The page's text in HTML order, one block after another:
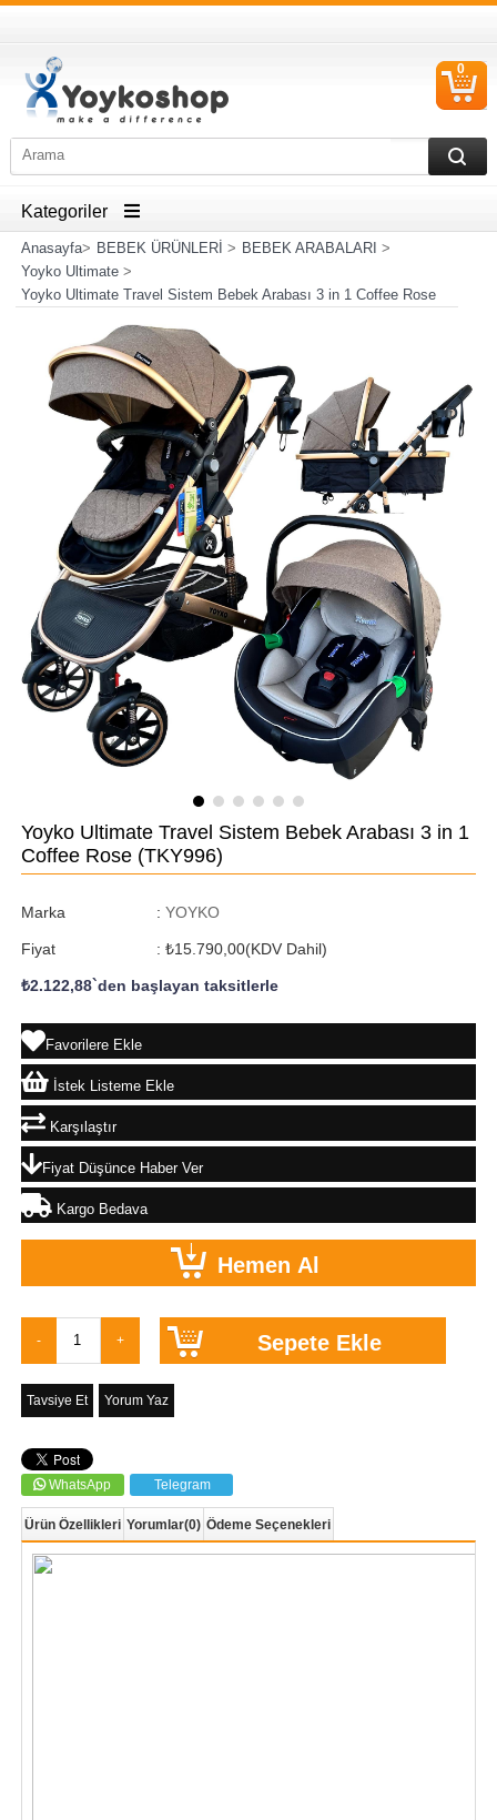
0
Kategoriler
Anasayfa> BEBEK ÜRÜNLERİ > BEBEK ARABALARI >
Yoyko Ultimate>
Yoyko Ultimate Travel Sistem Bebek Arabası 3 in 1 Coffee Rose
Yoyko Ultimate Travel Sistem Bebek Arabası 3 in 1
Coffee Rose (TKY996)
Marka : YOYKO
Fiyat : ₺15.790,00(KDV Dahil)
₺2.122,88`den başlayan taksitlerle
Favorilere Ekle
İstek Listeme Ekle
Karşılaştır
Fiyat Düşünce Haber Ver
Kargo Bedava
Tavsiye Et Yorum Yaz
WhatsApp Telegram
Ürün Özellikleri Yorumlar(0) Ödeme Seçenekleri